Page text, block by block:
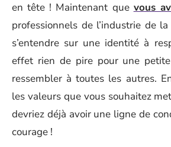
en tête ! Maintenant que vous
professionnels de l’industrie de
s’entendre sur une identité à
effet rien de pire pour une
ressembler à toutes les autres.
les valeurs que vous souhaitez
devriez déjà avoir une ligne de
courage !